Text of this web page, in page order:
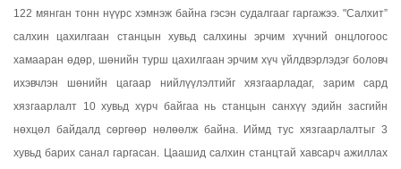
122 мянган тонн нүүрс хэмнэж байна гэсэн судалгааг гаргажээ. "Салхит”
салхин цахилгаан станцын хувьд салхины эрчим хүчний онцлогоос
хамааран өдөр, шөнийн турш цахилгаан эрчим хүч үйлдвэрлэдэг боловч
ихэвчлэн шөнийн цагаар нийлүүлэлтийг хязгаарладаг, зарим сард
хязгаарлалт 10 хувьд хүрч байгаа нь станцын санхүү эдийн засгийн
нөхцөл байдалд сөргөөр нөлөөлж байна. Иймд тус хязгаарлалтыг 3
хувьд барих санал гаргасан. Цаашид салхин станцтай хавсарч ажиллах